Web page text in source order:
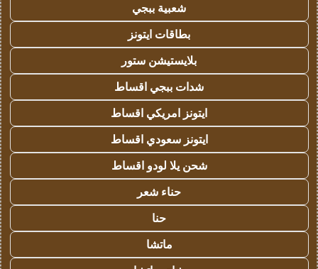
شعبية ببجي
بطاقات ايتونز
بلايستيشن ستور
شدات ببجي اقساط
ايتونز امريكي اقساط
ايتونز سعودي اقساط
شحن يلا لودو اقساط
حناء شعر
حنا
ماتشا